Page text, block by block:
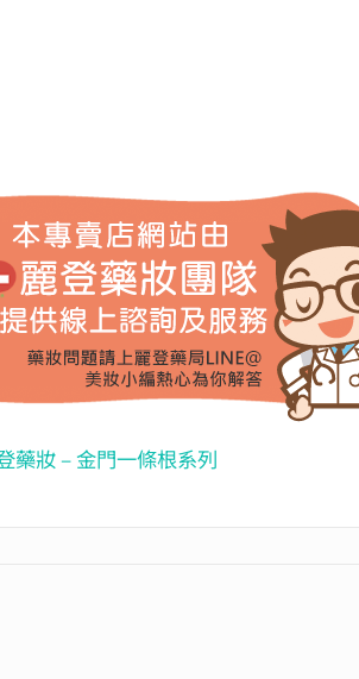
藥妝 – 金門一條根系列